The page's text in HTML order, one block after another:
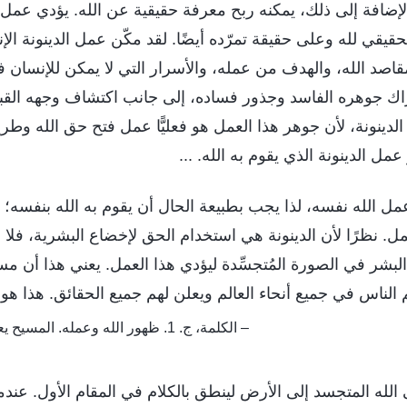
وبالإضافة إلى ذلك، يمكنه ربح معرفة حقيقية عن الله. يؤدي
لله وعلى حقيقة تمرّده أيضًا. لقد مكّن عمل الدينونة
الله، والهدف من عمله، والأسرار التي لا يمكن
جوهره الفاسد وجذور فساده، إلى جانب اكتشاف وجهه
لأن جوهر هذا العمل هو فعليًّا عمل فتح حق الله
الدينونة الذي يقوم به الله. ...
الله نفسه، لذا يجب بطبيعة الحال أن يقوم به الله
نظرًا لأن الدينونة هي استخدام الحق لإخضاع البشرية، فلا
في الصورة المُتجسِّدة ليؤدي هذا العمل. يعني هذا أن
في جميع أنحاء العالم ويعلن لهم جميع الحقائق. هذا هو
– الكلمة، ج. 1. ظهور الله وعمله. المسيح يعمل عمل الدينونة بالحق
الله المتجسد إلى الأرض لينطق بالكلام في المقام الأول.